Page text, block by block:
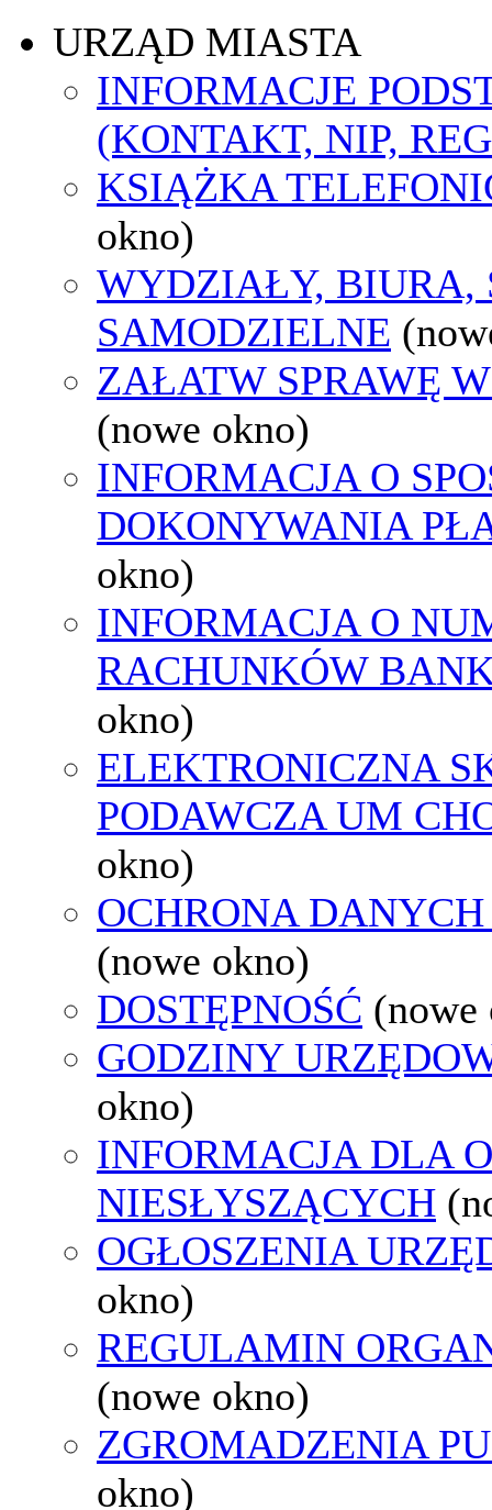
URZĄD MIASTA
INFORMACJE
(KONTAKT, NIP,
KSIĄŻKA
okno)
WYDZIAŁY, BIURA,
SAMODZIELNE
ZAŁATW SPRAWĘ
(nowe okno)
INFORMACJA O
DOKONYWANIA
okno)
INFORMACJA O
RACHUNKÓW
okno)
ELEKTRONICZNA
PODAWCZA UM
okno)
OCHRONA
(nowe okno)
DOSTĘPNOŚĆ (nowe
GODZINY
okno)
INFORMACJA DLA
NIESŁYSZĄCYCH
OGŁOSZENIA
okno)
REGULAMIN
(nowe okno)
ZGROMADZENIA
okno)